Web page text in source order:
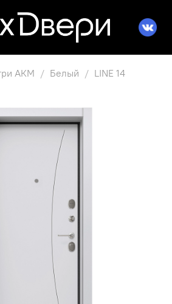
АКМ Белый LINE 14